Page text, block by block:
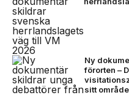
Ny
förorten –
sitt område